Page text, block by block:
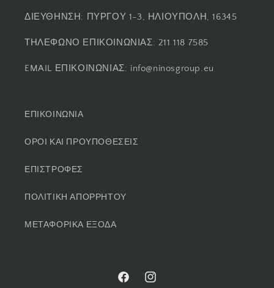
ΔΙΕΥΘΗΝΣΗ: ΠΥΡΓΟΥ 1-3, ΗΛΙΟΥΠΟΛΗ, 16345
ΤΗΛΕΦΩΝΟ ΕΠΙΚΟΙΝΩΝΙΑΣ: 211 118 7585
EMAIL ΕΠΙΚΟΙΝΩΝΙΑΣ: info@ninosgroup.eu
ΕΠΙΚΟΙΝΩΝΙΑ
ΟΡΟΙ ΚΑΙ ΠΡΟΥΠΟΘΕΣΕΙΣ
ΕΠΙΣΤΡΟΦΕΣ
ΠΟΛΙΤΙΚΗ ΑΠΟΡΡΗΤΟΥ
ΜΕΤΑΦΟΡΙΚΑ ΕΞΟΔΑ
FacebookInstagram